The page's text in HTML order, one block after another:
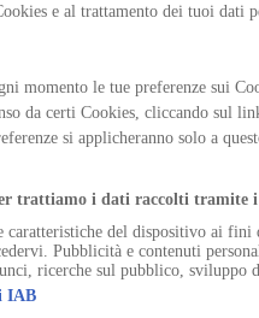
sui Cookies
BRACCO, 6, 20159,
- REA di Milano 116 978 6
e al trattamento dei tuoi dati
momento le tue preferenze sui
da certi Cookies, cliccando sul
si applicheranno solo a
trattiamo i dati raccolti tramite i
caratteristiche del dispositivo ai
Pubblicità e contenuti
ricerche sul pubblico, sviluppo
IAB